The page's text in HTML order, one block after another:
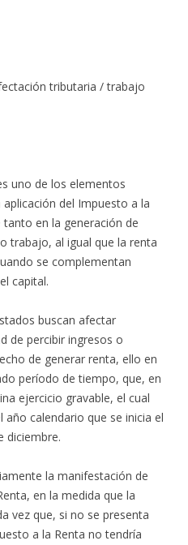
tributaria / trabajo
uno de los elementos
del Impuesto a la
tanto en la generación de
trabajo, al igual que la renta
se complementan
capital.
buscan afectar
de percibir ingresos o
de generar renta, ello en
período de tiempo, que, en
ejercicio gravable, el cual
calendario que se inicia el
diciembre.
la manifestación de
en la medida que la
vez que, si no se presenta
a la Renta no tendría